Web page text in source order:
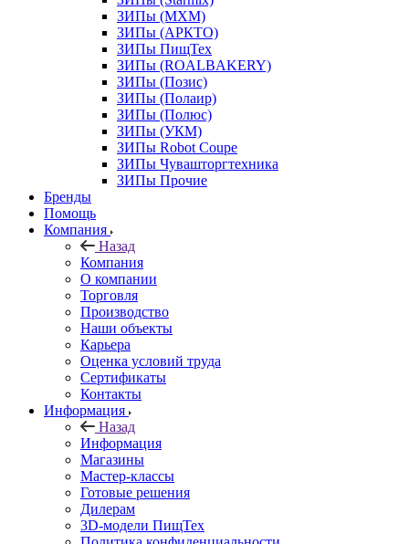
ЗИПы (МХМ)
ЗИПы (АРКТО)
ЗИПы ПищТех
ЗИПы (ROALBAKERY)
ЗИПы (Позис)
ЗИПы (Полаир)
ЗИПы (Полюс)
ЗИПы (УКМ)
ЗИПы Robot Coupe
ЗИПы Чувашторгтехника
ЗИПы Прочие
Бренды
Помощь
Компания
Назад
Компания
О компании
Торговля
Производство
Наши объекты
Карьера
Оценка условий труда
Сертификаты
Контакты
Информация
Назад
Информация
Магазины
Мастер-классы
Готовые решения
Дилерам
3D-модели ПищТех